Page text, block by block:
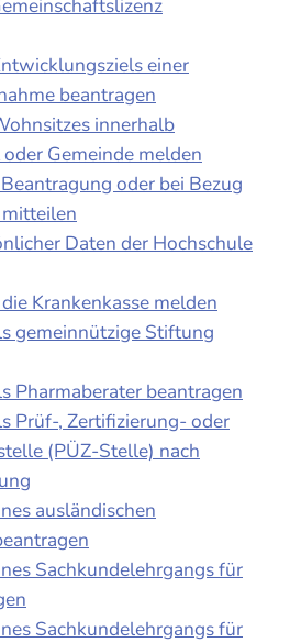
einer
beantragen
innerhalb
Gemeinde melden
oder bei Bezug
Daten der Hochschule
Krankenkasse melden
gemeinnützige Stiftung
Pharmaberater beantragen
Prüf-, Zertifizierung- oder
(PÜZ-Stelle) nach
ausländischen
Sachkundelehrgangs für
Sachkundelehrgangs für